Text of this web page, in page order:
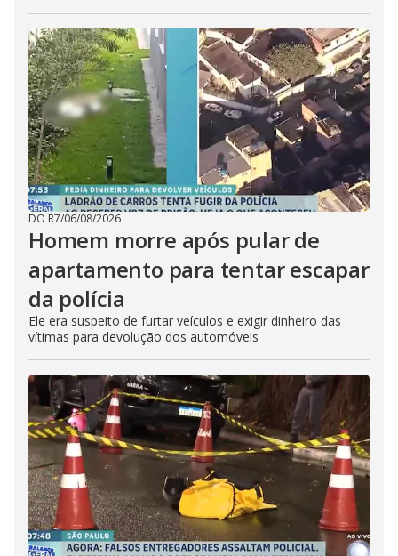
DO R7/06/08/2026
Homem morre após pular de
apartamento para tentar escapar
da polícia
Ele era suspeito de furtar veículos e exigir dinheiro das
vítimas para devolução dos automóveis